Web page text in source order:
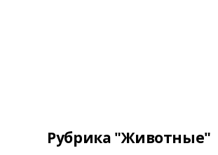
Рубрика "Животные"